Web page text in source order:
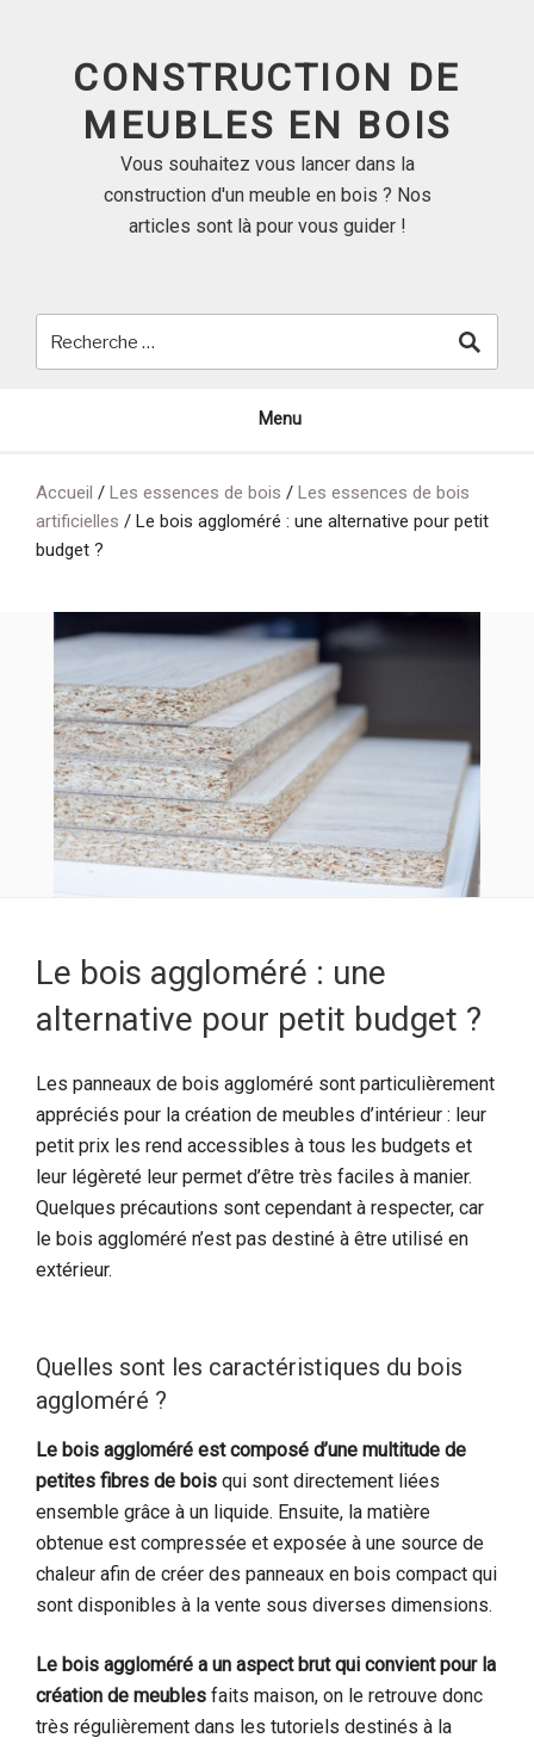
CONSTRUCTION DE
MEUBLES EN BOIS
Vous souhaitez vous lancer dans la
construction d'un meuble en bois ? Nos
articles sont là pour vous guider !
Menu
Accueil / Les essences de bois / Les essences de bois
artificielles / Le bois aggloméré : une alternative pour petit
budget ?
Le bois aggloméré : une
alternative pour petit budget ?
Les panneaux de bois aggloméré sont particulièrement
appréciés pour la création de meubles d’intérieur : leur
petit prix les rend accessibles à tous les budgets et
leur légèreté leur permet d’être très faciles à manier.
Quelques précautions sont cependant à respecter, car
le bois aggloméré n’est pas destiné à être utilisé en
extérieur.
Quelles sont les caractéristiques du bois
aggloméré ?
Le bois aggloméré est composé d’une multitude de
petites fibres de bois qui sont directement liées
ensemble grâce à un liquide. Ensuite, la matière
obtenue est compressée et exposée à une source de
chaleur afin de créer des panneaux en bois compact qui
sont disponibles à la vente sous diverses dimensions.
Le bois aggloméré a un aspect brut qui convient pour la
création de meubles faits maison, on le retrouve donc
très régulièrement dans les tutoriels destinés à la